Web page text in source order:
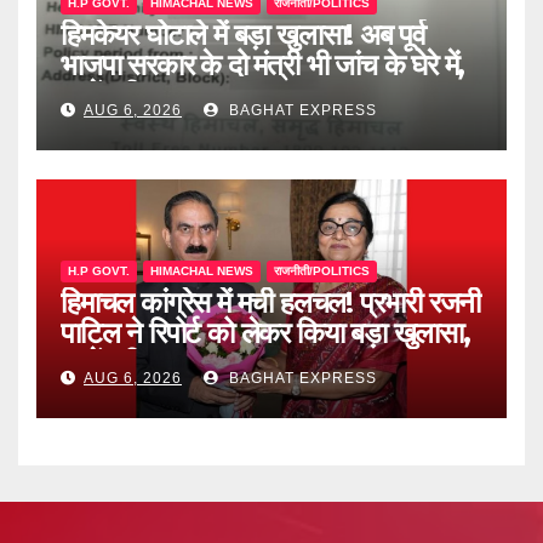
H.P GOVT. HIMACHAL NEWS राजनीती/POLITICS
हिमकेयर घोटाले में बड़ा खुलासा! अब पूर्व
भाजपा सरकार के दो मंत्री भी जांच के घेरे में,
जानें पूरी खबर
AUG 6, 2026 BAGHAT EXPRESS
H.P GOVT. HIMACHAL NEWS राजनीती/POLITICS
हिमाचल कांग्रेस में मची हलचल! प्रभारी रजनी
पाटिल ने रिपोर्ट को लेकर किया बड़ा खुलासा,
जानें पूरी खबर
AUG 6, 2026 BAGHAT EXPRESS